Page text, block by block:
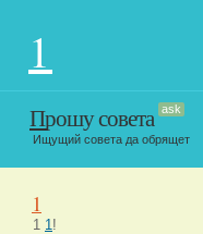
1
Прошу совета ask
Ищущий совета да обрящет
1
1 1!